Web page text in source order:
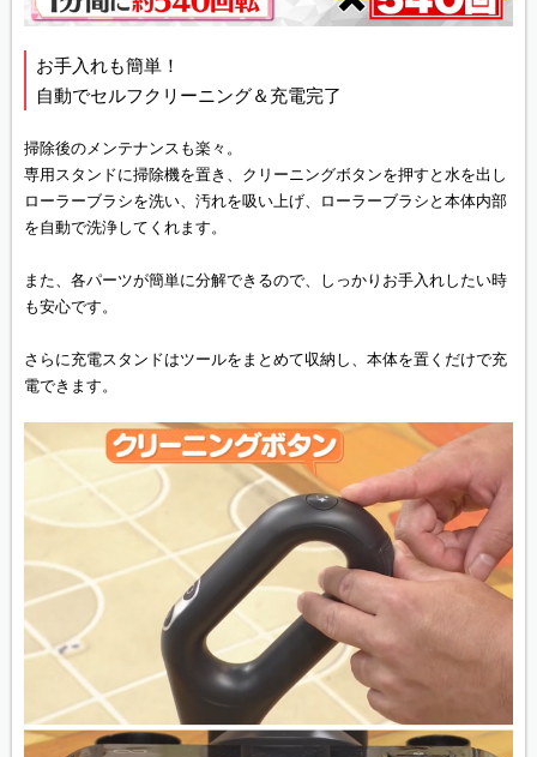
お手入れも簡単！
自動でセルフクリーニング＆充電完了
掃除後のメンテナンスも楽々。
専用スタンドに掃除機を置き、クリーニングボタンを押すと水を出し
ローラーブラシを洗い、汚れを吸い上げ、ローラーブラシと本体内部
を自動で洗浄してくれます。
また、各パーツが簡単に分解できるので、しっかりお手入れしたい時
も安心です。
さらに充電スタンドはツールをまとめて収納し、本体を置くだけで充
電できます。